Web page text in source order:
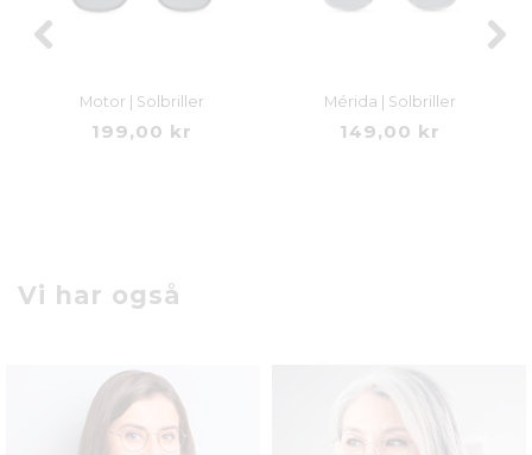
Motor | Solbriller
199,00 kr
Mérida | Solbriller
149,00 kr
Vi har også